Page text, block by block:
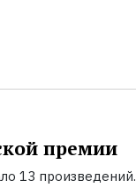
премии
13 произведений.